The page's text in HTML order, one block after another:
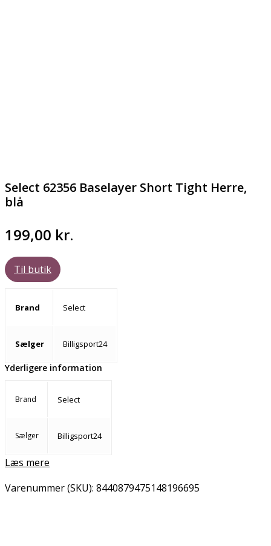
Select 62356 Baselayer Short Tight Herre,
blå
199,00 kr.
Til butik
Brand Select
Sælger Billigsport24
Yderligere information
Brand Select
Sælger Billigsport24
Læs mere
Varenummer (SKU): 8440879475148196695